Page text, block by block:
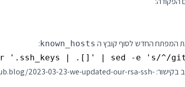
המפתח החדש לסוף קובץ ה known_hosts
:
| .[]' | sed -e 's/^/
בקישור:2023-03-23-we-updated-our-rsa-ssh-